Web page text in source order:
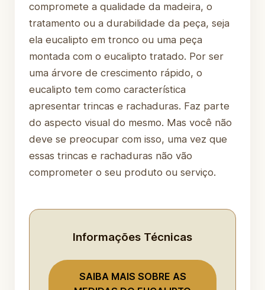
compromete a qualidade da madeira, o
tratamento ou a durabilidade da peça, seja
ela eucalipto em tronco ou uma peça
montada com o eucalipto tratado. Por ser
uma árvore de crescimento rápido, o
eucalipto tem como característica
apresentar trincas e rachaduras. Faz parte
do aspecto visual do mesmo. Mas você não
deve se preocupar com isso, uma vez que
essas trincas e rachaduras não vão
comprometer o seu produto ou serviço.
Informações Técnicas
SAIBA MAIS SOBRE AS